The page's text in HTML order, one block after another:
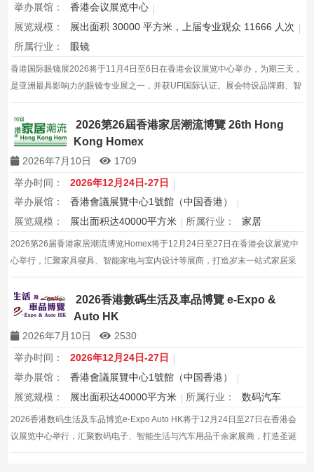
举办展馆：
香港会议展览中心
展览规模：
展出面积 30000 平方米，上届专业观众 11666 人次
所属行业：
眼镜
香港国际眼镜展2026将于11月4日至6日在香港会议展览中心举办，为期三天，
是亚洲最具影响力的眼镜专业展之一，并获UFI国际认证。展会特设品牌廊、智
能眼镜专区与多国展馆，汇聚全球视光产品供应商，并配套眼镜汇演与行业论
坛，为展商与买家创造高效的跨境商贸与合作机…
2026第26屆香港家居潮流博覽 26th Hong
Kong Homex
2026年7月10日
1709
举办时间：
2026年12月24日-27日
举办展馆：
香港會議展覽中心1號館（中国香港）
展览规模：
展出面积达40000平方米 所属行业： 家居
2026第26届香港家居潮流博览Homex将于12月24日至27日在香港会议展览中
心举行，汇聚家具寝具、智能家电与室内设计等展商，打造岁末一站式家居采
购与灵感盛会，欢迎本地家庭与海内外买家入场挑选心仪家居好物，共度温馨
节日购物季，感受设计之美。2026香港數碼生活及車品博覽 e-Expo &
Auto HK
2026年7月10日
2530
举办时间：
2026年12月24日-27日
举办展馆：
香港會議展覽中心1號館（中国香港）
展览规模：
展出面积达40000平方米 所属行业： 数码汽车
2026香港数码生活及车品博览e-Expo Auto HK将于12月24日至27日在香港会
议展览中心举行，汇聚数码电子、智能生活与汽车用品千余家展商，打造圣诞
黄金档科技车品一站式采购盛会，欢迎观众与买家到场体验交流，共赴年度科